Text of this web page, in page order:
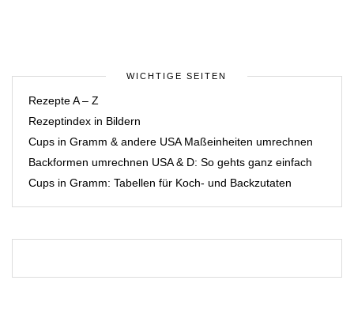
WICHTIGE SEITEN
Rezepte A – Z
Rezeptindex in Bildern
Cups in Gramm & andere USA Maßeinheiten umrechnen
Backformen umrechnen USA & D: So gehts ganz einfach
Cups in Gramm: Tabellen für Koch- und Backzutaten